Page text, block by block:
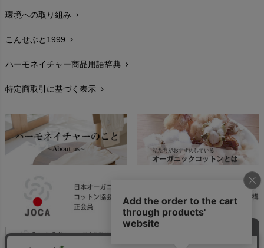
生地・素材chevron_right
お手入れについて
レビューを書こうchevron_right
返品交換chevron_right
FAXでのご注文
お問い合わせchevron_right
環境への取り組み chevron_right
こんせぷと1999 chevron_right
ハーモネイチャー商品用語辞典 chevron_right
特定商取引に基づく表示 chevron_right